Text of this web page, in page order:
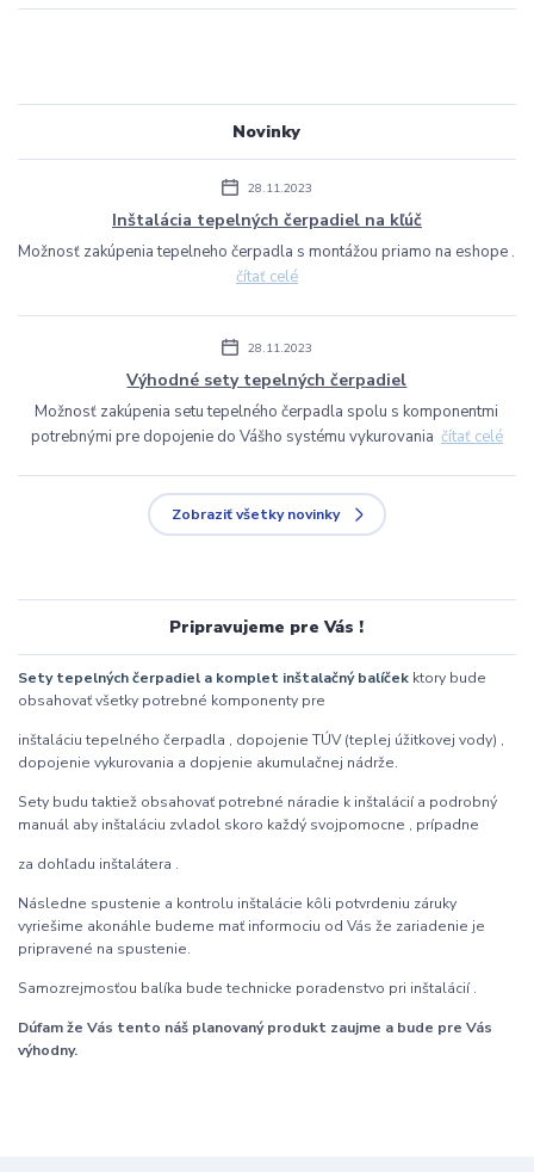
Novinky
28.11.2023
Inštalácia tepelných čerpadiel na kľúč
Možnosť zakúpenia tepelneho čerpadla s montážou priamo na eshope .
čítať celé
28.11.2023
Výhodné sety tepelných čerpadiel
Možnosť zakúpenia setu tepelného čerpadla spolu s komponentmi
potrebnými pre dopojenie do Vášho systému vykurovania čítať celé
Zobraziť všetky novinky
Pripravujeme pre Vás !
Sety tepelných čerpadiel a komplet inštalačný balíček ktory bude
obsahovať všetky potrebné komponenty pre
inštaláciu tepelného čerpadla , dopojenie TÚV (teplej úžitkovej vody) ,
dopojenie vykurovania a dopjenie akumulačnej nádrže.
Sety budu taktiež obsahovať potrebné náradie k inštalácií a podrobný
manuál aby inštaláciu zvladol skoro každý svojpomocne , prípadne
za dohľadu inštalátera .
Následne spustenie a kontrolu inštalácie kôli potvrdeniu záruky
vyriešime akonáhle budeme mať informociu od Vás že zariadenie je
pripravené na spustenie.
Samozrejmosťou balíka bude technicke poradenstvo pri inštalácií .
Dúfam že Vás tento náš planovaný produkt zaujme a bude pre Vás
výhodny.